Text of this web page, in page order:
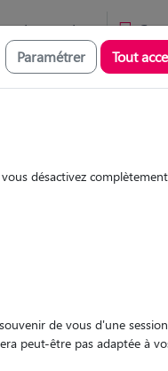
pet sitter
Paramétrer Tout
désactivez
de vous d'une
peut-être pas adaptée à